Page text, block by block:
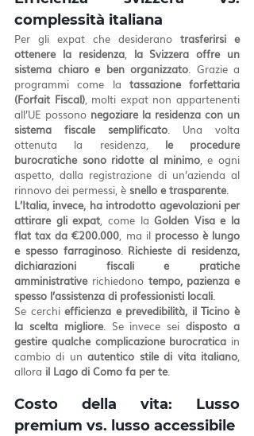
complessità italiana
Per gli expat che desiderano trasferirsi e
ottenere la residenza, la Svizzera offre un
sistema chiaro e ben organizzato. Grazie a
programmi come la tassazione forfettaria
(Forfait Fiscal), molti expat non appartenenti
all’UE possono negoziare la residenza con un
sistema fiscale semplificato. Una volta
ottenuta la residenza, le procedure
burocratiche sono ridotte al minimo, e ogni
aspetto, dalla registrazione di un’azienda al
rinnovo dei permessi, è snello e trasparente.
L’Italia, invece, ha introdotto agevolazioni per
attirare gli expat, come la Golden Visa e la
flat tax da €200.000, ma il processo è lungo
e spesso farraginoso. Richieste di residenza,
dichiarazioni fiscali e pratiche
amministrative richiedono tempo, pazienza e
spesso l’assistenza di professionisti locali.
Se cerchi efficienza e prevedibilità, il Ticino è
la scelta migliore. Se invece sei disposto a
gestire qualche complicazione burocratica in
cambio di un autentico stile di vita italiano,
allora il Lago di Como fa per te.
Costo della vita: Lusso
premium vs. lusso accessibile